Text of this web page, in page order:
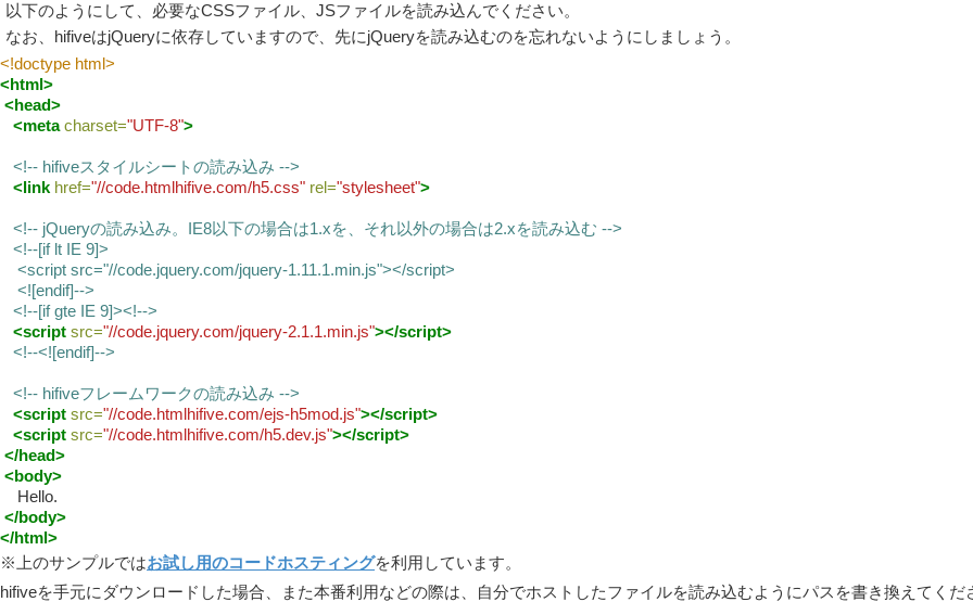
以下のようにして、必要なCSSファイル、JSファイルを読み込んでください。
なお、hifiveはjQueryに依存していますので、先にjQueryを読み込むのを忘れないようにしましょう。
<!doctype html>
<html>
<head>
<meta charset="UTF-8">
<!-- hifiveスタイルシートの読み込み -->
<link href="//code.htmlhifive.com/h5.css" rel="stylesheet">
<!-- jQueryの読み込み。IE8以下の場合は1.xを、それ以外の場合は2.xを読み込む -->
<!--[if lt IE 9]>
<script src="//code.jquery.com/jquery-1.11.1.min.js"></script>
<![endif]-->
<!--[if gte IE 9]><!-->
<script src="//code.jquery.com/jquery-2.1.1.min.js"></script>
<!--<![endif]-->
<!-- hifiveフレームワークの読み込み -->
<script src="//code.htmlhifive.com/ejs-h5mod.js"></script>
<script src="//code.htmlhifive.com/h5.dev.js"></script>
</head>
<body>
Hello.
</body>
</html>
※上のサンプルではお試し用のコードホスティングを利用しています。
hifiveを手元にダウンロードした場合、また本番利用などの際は、自分でホストしたファイルを読み込むようにパスを書き換えてくだ